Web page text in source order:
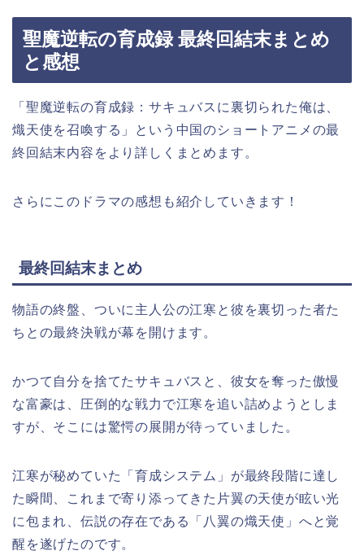
聖魔逆転の育成録 最終回結末まとめ
と感想
「聖魔逆転の育成録：サキュバスに裏切られた俺は、
熾天使を召喚する」という中国のショートアニメの最
終回結末内容をより詳しくまとめます。
さらにこのドラマの感想も紹介していきます！
最終回結末まとめ
物語の終盤、ついに主人公の江寒と彼を裏切った者た
ちとの最終決戦が幕を開けます。
かつて自分を捨てたサキュバスと、彼女を奪った傲慢
な富豪は、圧倒的な戦力で江寒を追い詰めようとしま
すが、そこには驚愕の展開が待っていました。
江寒が秘めていた「育成システム」が最終段階に達し
た瞬間、これまで寄り添ってきた片翼の天使が眩い光
に包まれ、伝説の存在である「八翼の熾天使」へと覚
醒を遂げたのです。